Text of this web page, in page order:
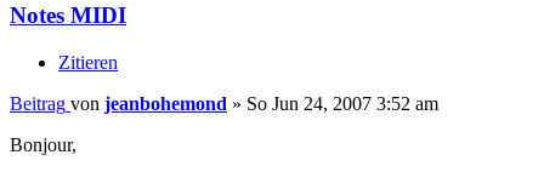
Notes MIDI
Zitieren
Beitrag von jeanbohemond » So Jun 24, 2007 3:52 am
Bonjour,